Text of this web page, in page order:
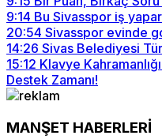
9:14 Bu Sivasspor iş yapar
20:54 Sivasspor evinde
14:26 Sivas Belediyesi
15:12 Klavye
Destek Zamanı!
MANŞET HABERLERİ